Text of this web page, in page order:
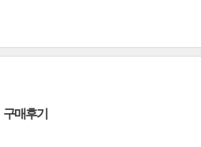
구매후기